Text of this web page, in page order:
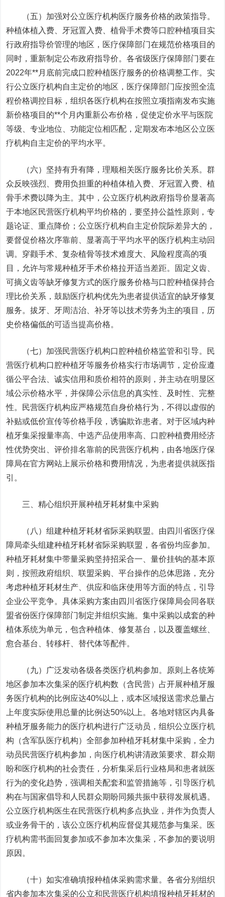
（五）加强对公立医疗机构医疗服务价格的政策指导。
种植体植入费、牙冠置入费、植骨手术费等口腔种植项目实
行政府指导价管理的地区，医疗保障部门在规范价格项目的
同时，重新制定公布政府指导价。各省级医疗保障部门要在
2022年**月底前完成口腔种植医疗服务的价格调整工作。实
行公立医疗机构自主定价的地区，医疗保障部门应按照全流
程价格调控目标，组织各医疗机构在按照立项指南发布实施
新价格项目的**个月内重新公布价格，促使定价水平与医院
等级、专业地位、功能定位相匹配，定期发布本地区公立医
疗机构自主定价的平均水平。
（六）坚持有升有降，理顺相关医疗服务比价关系。群
众反映强烈、费用负担重的种植体植入费、牙冠置入费、植
骨手术费以降为主。其中，公立医疗机构政府指导价显著高
于本地区民营医疗机构平均价格的，要坚持公益性原则，专
题论证、重点降价；公立医疗机构自主定价院际差异大的，
要督促价格次序靠前、显著高于平均水平的医疗机构主动回
调。穿颧手术、复杂植骨等技术难度大、风险程度高的项
目，允许与常规种植牙手术价格拉开适当差距。固定义齿、
可摘义齿等缺牙修复方式的医疗服务价格与口腔种植保持合
理比价关系，鼓励医疗机构优先为患者提供适宜的缺牙修复
服务。拔牙、牙周洁治、补牙等以技术劳务为主的项目，历
史价格偏低的可适当提高价格。
（七）加强民营医疗机构口腔种植价格监管和引导。民
营医疗机构口腔种植牙等服务价格实行市场调节，定价应遵
循公平合法、诚实信用和质价相符的原则，并主动在明显区
域公示价格水平，并保障公示信息的真实性、及时性、完整
性。民营医疗机构应严格规范自身价格行为，不得以虚假的
补贴或低价宣传等价格手段，诱骗欺诈患者。对于区域内种
植牙集采报量率高、中选产品使用率高、口腔种植费用经济
性优势突出、评价排名靠前的民营医疗机构，由各地医疗保
障局在官方网站上展示价格和费用情况，为患者提供就医指
引。
三、精心组织开展种植牙耗材集中采购
（八）组建种植牙耗材省际采购联盟。由四川省医疗保
障局牵头组建种植牙耗材省际采购联盟，各省份均应参加。
种植牙耗材集中带量采购坚持招采合一、量价挂钩的基本原
则，按照政府组织、联盟采购、平台操作的总体思路，充分
考虑种植牙耗材生产、供应和临床使用等方面的特点，引导
企业公平竞争。具体采购方案由四川省医疗保障局会同各联
盟省份医疗保障部门制定并组织实施。集中采购以成套的种
植体系统为单元，包含种植体、修复基台，以及覆盖螺丝、
愈合基台、转移杆、替代体等配件。
（九）广泛发动各级各类医疗机构参加。原则上各统筹
地区参加本次集采的医疗机构数（含民营）占开展种植牙服
务医疗机构的比例应达40%以上，或本区域报送需求总量占
上年度实际使用总量的比例达50%以上。各地对辖区内具备
种植牙服务能力的医疗机构进行广泛动员，组织公立医疗机
构（含军队医疗机构）全部参加种植牙耗材集中采购，全力
动员民营医疗机构参加，向医疗机构讲清政策要求、群众期
盼和医疗机构的社会责任，分析集采后行业格局和患者就医
行为的变化趋势，强调相关配套和监管措施等，引导医疗机
构在与国家倡导和人民群众期盼同频共振中获得发展机遇。
公立医疗机构医生在民营医疗机构多点执业，并作为负责人
或业务骨干的，该公立医疗机构应督促其规范参与集采。医
疗机构需书面回复参加或不参加本次集采，不参加的要说明
原因。
（十）如实准确填报种植体采购需求量。各省分别组织
省内参加本次集采的公立和民营医疗机构填报种植牙耗材的